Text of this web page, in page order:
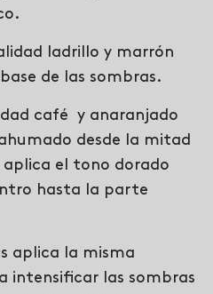
ladrillo y marrón
de las sombras.
café y anaranjado
desde la mitad
el tono dorado
hasta la parte
aplica la misma
intensificar las sombras